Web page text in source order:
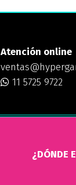
Atención online
11 5725 9722
¿DÓNDE